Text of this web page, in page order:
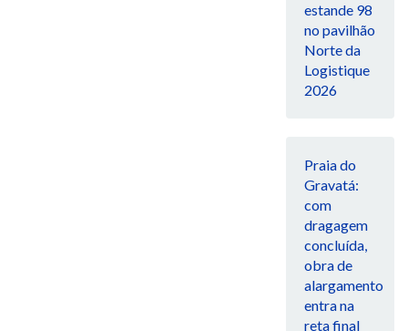
estande 98
no pavilhão
Norte da
Logistique
2026
Praia do
Gravatá:
com
dragagem
concluída,
obra de
alargamento
entra na
reta final